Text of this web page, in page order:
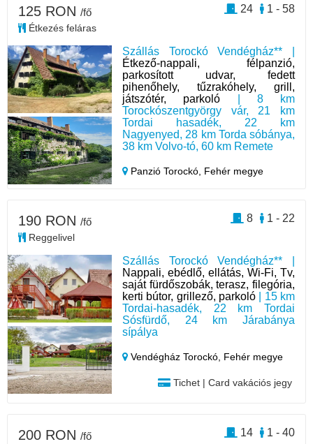
Szállás Torockó Vendégház** |
Étkező-nappali, félpanzió,
parkosított udvar, fedett
pihenőhely, tűzrakóhely, grill,
játszótér, parkoló | 8 km
Torockószentgyörgy vár, 21 km
Tordai hasadék, 22 km
Nagyenyed, 28 km Torda sóbánya,
38 km Volvo-tó, 60 km Remete
Panzió Torockó, Fehér megye
125 RON /fő
Étkezés feláras
1 - 58
24
Szállás Torockó Vendégház** |
Nappali, ebédlő, ellátás, Wi-Fi, Tv,
saját fürdőszobák, terasz, filegória,
kerti bútor, grillező, parkoló | 15 km
Tordai-hasadék, 22 km Tordai
Sósfürdő, 24 km Járabánya
sípálya
Vendégház Torockó, Fehér megye
Tichet | Card vakációs jegy
190 RON /fő
Reggelivel
1 - 22
8
200 RON /fő 1 - 40
14